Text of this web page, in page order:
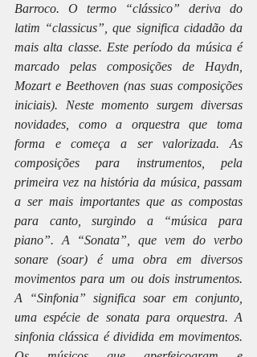
Barroco. O termo “clássico” deriva do
latim “classicus”, que significa cidadão da
mais alta classe. Este período da música é
marcado pelas composições de Haydn,
Mozart e Beethoven (nas suas composições
iniciais). Neste momento surgem diversas
novidades, como a orquestra que toma
forma e começa a ser valorizada. As
composições para instrumentos, pela
primeira vez na história da música, passam
a ser mais importantes que as compostas
para canto, surgindo a “música para
piano”. A “Sonata”, que vem do verbo
sonare (soar) é uma obra em diversos
movimentos para um ou dois instrumentos.
A “Sinfonia” significa soar em conjunto,
uma espécie de sonata para orquestra. A
sinfonia clássica é dividida em movimentos.